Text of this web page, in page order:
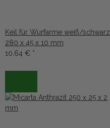
Keil für Wurfarme weiß/schwarz
280 x 45 x 10 mm
10,64 € *